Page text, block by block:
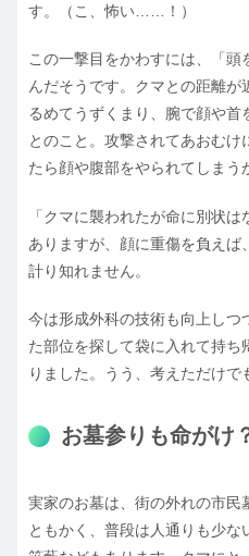
す。（こ、怖い……！）
この一撃目をかわすには、「
んだそうです。クマとの距離が
るめてうずくまり、腕で顔や
とのこと。攻撃されてあおむ
たら顔や腹部をやられてしまう
「クマに襲われたが命に別状
ありますが、顔に重傷を負え
計り知れません。
今は形成外科の技術も向上しつ
た部位を探して袋に入れて持
りました。うう、考えただけ
お墓参りも命がけ
実家のお墓は、街の外れの市民
ともかく、普段は人通りも少